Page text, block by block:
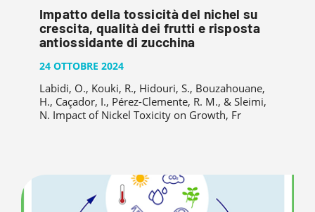
Impatto della tossicità del nichel su
crescita, qualità dei frutti e risposta
antiossidante di zucchina
24 OTTOBRE 2024
Labidi, O., Kouki, R., Hidouri, S., Bouzahouane,
H., Caçador, I., Pérez-Clemente, R. M., & Sleimi,
N. Impact of Nickel Toxicity on Growth, Fr